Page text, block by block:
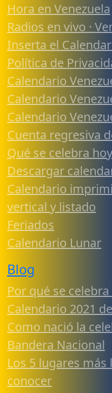
Hora en Venezuela
Radios en vivo ·
Inserta el
Política de
Calendario
Calendario
Calendario
Cuenta regresiva
Qué se celebra
Descargar
Calendario
vertical y listado
Feriados
Calendario Lunar
Blog
Por qué se
Calendario 2021
Como nació la
Bandera Nacional
Los 5 lugares más
conocer